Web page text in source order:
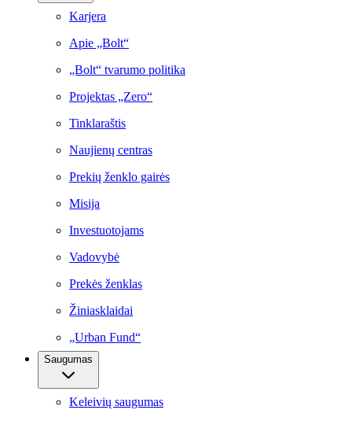
Karjera
Apie „Bolt“
„Bolt“ tvarumo politika
Projektas „Zero“
Tinklaraštis
Naujienų centras
Prekių ženklo gairės
Misija
Investuotojams
Vadovybė
Prekės ženklas
Žiniasklaidai
„Urban Fund“
Saugumas
Keleivių saugumas